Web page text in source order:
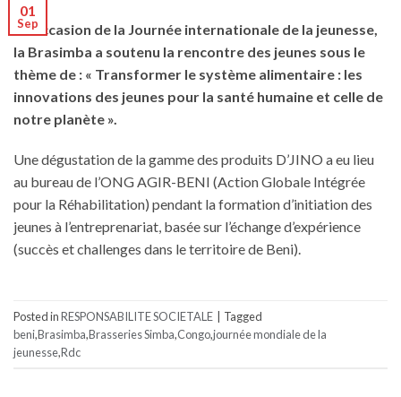
01
Sep
A l’occasion de la Journée internationale de la jeunesse,
la Brasimba a soutenu la rencontre des jeunes sous le
thème de : « Transformer le système alimentaire : les
innovations des jeunes pour la santé humaine et celle de
notre planète ».
Une dégustation de la gamme des produits D’JINO a eu lieu
au bureau de l’ONG AGIR-BENI (Action Globale Intégrée
pour la Réhabilitation) pendant la formation d’initiation des
jeunes à l’entreprenariat, basée sur l’échange d’expérience
(succès et challenges dans le territoire de Beni).
Posted inRESPONSABILITE SOCIETALE | Tagged
beni,Brasimba,Brasseries Simba,Congo,journée mondiale de la
jeunesse,Rdc